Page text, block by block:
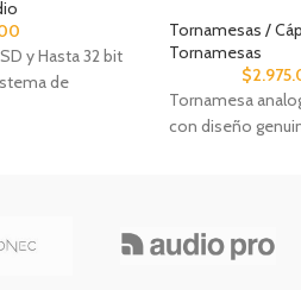
y Hasta 32 bit
de
Tornamesas /
Tornamesas
$
Tornamesa
con diseño